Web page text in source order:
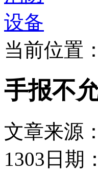
当前位置：
手报不
文章来源
1303 日期